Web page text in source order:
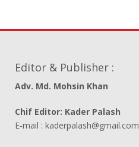
Editor & Publisher :
Adv. Md. Mohsin Khan
Chif Editor: Kader Palash
E-mail : kaderpalash@gmail.com